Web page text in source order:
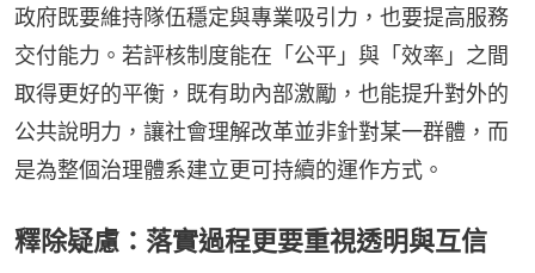
政府既要維持隊伍穩定與專業吸引力，也要提高服務
交付能力。若評核制度能在「公平」與「效率」之間
取得更好的平衡，既有助內部激勵，也能提升對外的
公共說明力，讓社會理解改革並非針對某一群體，而
是為整個治理體系建立更可持續的運作方式。
釋除疑慮：落實過程更要重視透明與互信